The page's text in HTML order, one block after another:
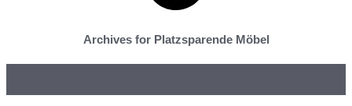
Archives for Platzsparende Möbel